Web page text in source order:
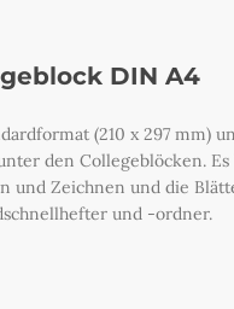
DIN A4
(210 x 297 mm)
den Collegeblöcken.
und Zeichnen und die
und -ordner.